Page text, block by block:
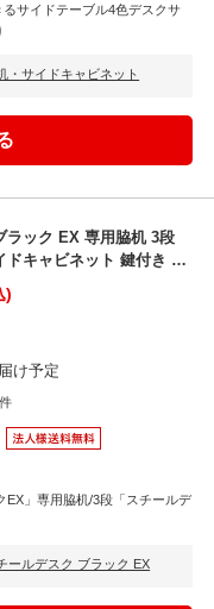
サイドテーブル4色デスクサ
・サイドキャビネット
ラック EX 専用脇机 3段
ドキャビネット 鍵付き フ
)
け予定
EX」専用脇机/3段「スチールデ
ールデスク ブラック EX